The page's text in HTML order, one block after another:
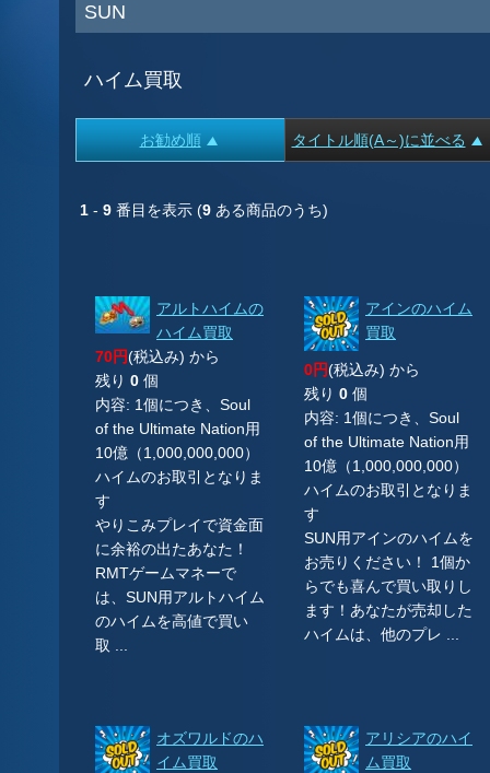
SUN
ハイム買取
お勧め順 タイトル順(A～)に並べる
1 - 9 番目を表示 (9 ある商品のうち)
アルトハイムの
ハイム買取
70円(税込み) から
残り 0 個
内容: 1個につき、Soul
of the Ultimate Nation用
10億（1,000,000,000）
ハイムのお取引となりま
す
やりこみプレイで資金面
に余裕の出たあなた！
RMTゲームマネーで
は、SUN用アルトハイム
のハイムを高値で買い
取 ...
アインのハイム
買取
0円(税込み) から
残り 0 個
内容: 1個につき、Soul
of the Ultimate Nation用
10億（1,000,000,000）
ハイムのお取引となりま
す
SUN用アインのハイムを
お売りください！ 1個か
らでも喜んで買い取りし
ます！あなたが売却した
ハイムは、他のプレ ...
オズワルドのハ
イム買取
アリシアのハイ
ム買取